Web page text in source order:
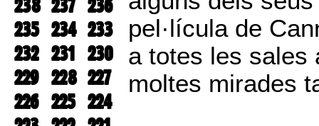
238 237 236
235 234 233
232 231 230
229 228 227
226 225 224
pel·lícula de
a totes les sales
moltes mirades